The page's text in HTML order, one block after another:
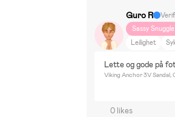
Guro R
Sassy
Leilighet
Paw Patrol
Byggesett &
Lette og gode på
Viking Anchor 3V Sandal,
0 likes